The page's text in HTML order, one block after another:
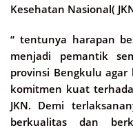
Kesehatan Nasional(
“ tentunya harapan
menjadi pemantik
provinsi Bengkulu agar
komitmen kuat
JKN. Demi
berkualitas dan